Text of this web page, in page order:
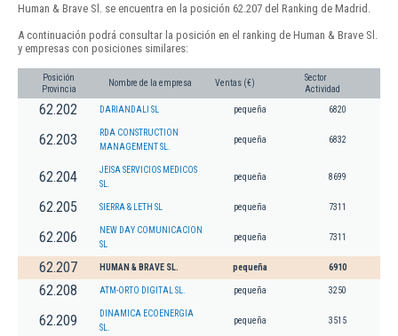
Human & Brave Sl. se encuentra en la posición 62.207 del Ranking de Madrid.
A continuación podrá consultar la posición en el ranking de Human & Brave Sl.
y empresas con posiciones similares:
Posición
Provincia
Nombre de la empresa Ventas (€)
Sector
Actividad
62.202 DARIANDALI SL pequeña 6820
62.203
RDA CONSTRUCTION
MANAGEMENT SL.
pequeña 6832
62.204
JEISA SERVICIOS MEDICOS
SL.
pequeña 8699
62.205 SIERRA & LETH SL pequeña 7311
62.206
NEW DAY COMUNICACION
SL
pequeña 7311
62.207 HUMAN & BRAVE SL. pequeña 6910
62.208 ATM-ORTO DIGITAL SL. pequeña 3250
62.209
DINAMICA ECOENERGIA
SL.
pequeña 3515